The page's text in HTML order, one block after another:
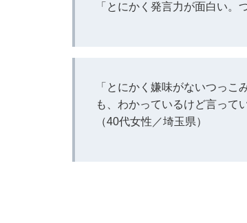
「とにかく発言力が面白い。
「とにかく嫌味がないつっ
も、わかっているけど言って
（40代女性／埼玉県）